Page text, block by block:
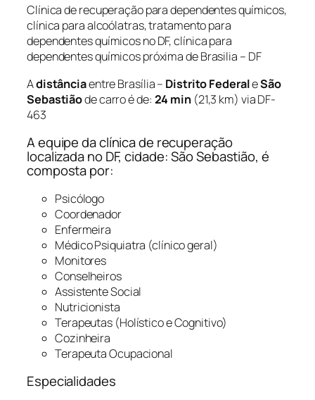
Clínica de recuperação para dependentes químicos,
clínica para alcoólatras, tratamento para
dependentes químicos no DF, clínica para
dependentes químicos próxima de Brasilia – DF
Adistânciaentre Brasília – Distrito FederaleSão
Sebastiãode carro é de: 24 min(21,3 km) via DF-
463
A equipe da clínica de recuperação
localizada no DF, cidade: São Sebastião, é
composta por:
Psicólogo
Coordenador
Enfermeira
Médico Psiquiatra (clínico geral)
Monitores
Conselheiros
Assistente Social
Nutricionista
Terapeutas (Holístico e Cognitivo)
Cozinheira
Terapeuta Ocupacional
Especialidades